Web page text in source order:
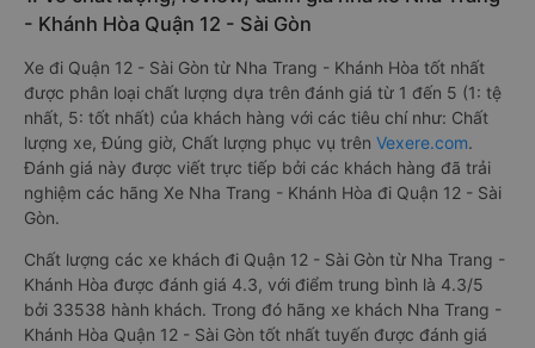
- Khánh Hòa Quận 12 - Sài Gòn
Xe đi Quận 12 - Sài Gòn từ Nha Trang - Khánh Hòa tốt nhất
được phân loại chất lượng dựa trên đánh giá từ 1 đến 5 (1: tệ
nhất, 5: tốt nhất) của khách hàng với các tiêu chí như: Chất
lượng xe, Đúng giờ, Chất lượng phục vụ trên Vexere.com.
Đánh giá này được viết trực tiếp bởi các khách hàng đã trải
nghiệm các hãng Xe Nha Trang - Khánh Hòa đi Quận 12 - Sài
Gòn.
Chất lượng các xe khách đi Quận 12 - Sài Gòn từ Nha Trang -
Khánh Hòa được đánh giá 4.3, với điểm trung bình là 4.3/5
bởi 33538 hành khách. Trong đó hãng xe khách Nha Trang -
Khánh Hòa Quận 12 - Sài Gòn tốt nhất tuyến được đánh giá